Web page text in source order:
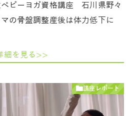
ビーヨガ資格講座 石川県野々
の骨盤調整産後は体力低下に
細を見る>>
講座レポート